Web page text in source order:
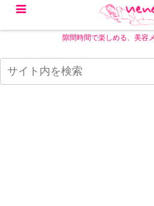
隙間時間で楽しめる、美容